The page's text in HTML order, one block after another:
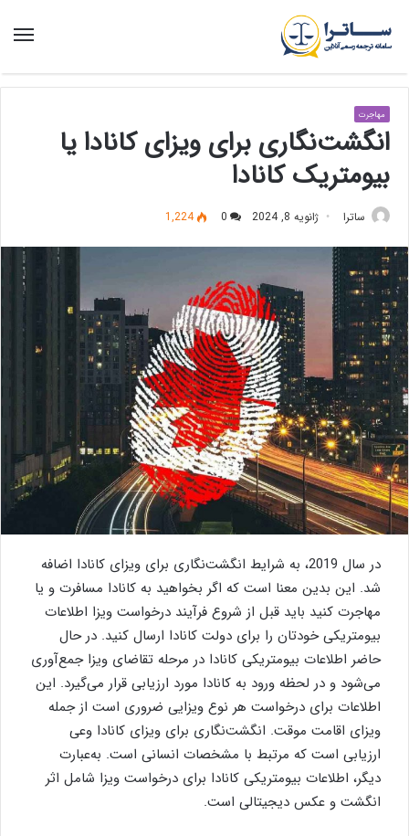
منو
مهاجرت
انگشت‌نگاری برای ویزای کانادا یا
بیومتریک کانادا
ساترا ژانویه 8, 2024 0
1,224
در سال 2019، به شرایط انگشت‌نگاری برای ویزای کانادا اضافه
شد. این بدین معنا است که اگر بخواهید به کانادا مسافرت و یا
مهاجرت کنید باید قبل از شروع فرآیند درخواست ویزا اطلاعات
بیومتریکی خودتان را برای دولت کانادا ارسال کنید. در حال
حاضر اطلاعات بیومتریکی کانادا در مرحله تقاضای ویزا جمع‌آوری
می‌شود و در لحظه ورود به کانادا مورد ارزیابی قرار می‌گیرد. این
اطلاعات برای درخواست هر نوع ویزایی ضروری است از جمله
ویزای اقامت موقت. انگشت‌نگاری برای ویزای کانادا وعی
ارزیابی است که مرتبط با مشخصات انسانی است. به‌عبارت
دیگر، اطلاعات بیومتریکی کانادا برای درخواست ویزا شامل اثر
انگشت و عکس دیجیتالی است.